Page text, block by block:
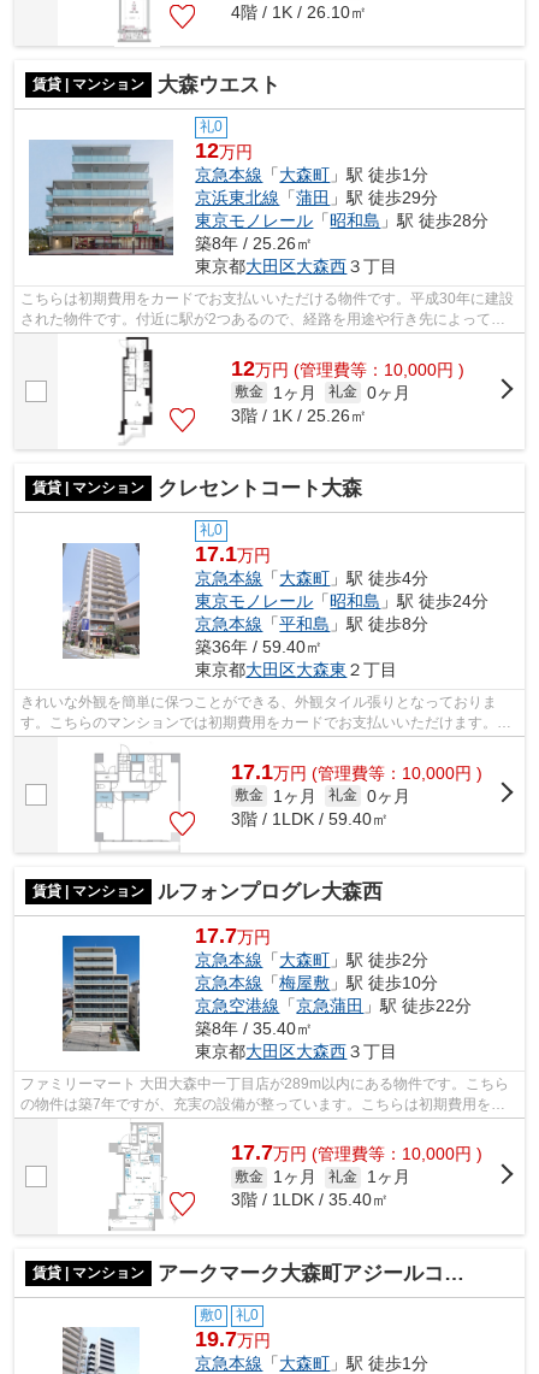
4階 / 1K / 26.10㎡
賃貸 | マンション 大森ウエスト
礼0
12万円
京急本線 「大森町 」駅 徒歩1分
京浜東北線 「蒲田 」駅 徒歩29分
東京モノレール 「昭和島 」駅 徒歩28分
築8年 / 25.26㎡
東京都大田区大森西３丁目
こちらは初期費用をカードでお支払いいただける物件です。平成30年に建設
された物件です。付近に駅が2つあるので、経路を用途や行き先によって選
べる物件です。共用部にはエレベータ・...
12万円 (管理費等：10,000円 )
敷金 1ヶ月 礼金 0ヶ月
3階 / 1K / 25.26㎡
賃貸 | マンション クレセントコート大森
礼0
17.1万円
京急本線 「大森町 」駅 徒歩4分
東京モノレール 「昭和島 」駅 徒歩24分
京急本線 「平和島 」駅 徒歩8分
築36年 / 59.40㎡
東京都大田区大森東 ２丁目
きれいな外観を簡単に保つことができる、外観タイル張りとなっておりま
す。こちらのマンションでは初期費用をカードでお支払いいただけます。地
上13階建てのマンション。共用部には敷...
17.1万円 (管理費等：10,000円 )
敷金 1ヶ月 礼金 0ヶ月
3階 / 1LDK / 59.40㎡
賃貸 | マンション ルフォンプログレ大森西
17.7万円
京急本線 「大森町 」駅 徒歩2分
京急本線 「梅屋敷 」駅 徒歩10分
京急空港線 「京急蒲田 」駅 徒歩22分
築8年 / 35.40㎡
東京都大田区大森西３丁目
ファミリーマート 大田大森中一丁目店が289m以内にある物件です。こちら
の物件は築7年ですが、充実の設備が整っています。こちらは初期費用をカ
ードでお支払いいただける物件です。共...
17.7万円 (管理費等：10,000円 )
敷金 1ヶ月 礼金
1ヶ月
3階 / 1LDK / 35.40㎡
賃貸 | マンション アークマーク大森町アジールコート
敷0 礼0
19.7万円
京急本線 「大森町 」駅 徒歩1分